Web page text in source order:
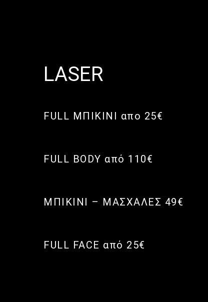
LASER
FULL ΜΠΙΚΙΝΙ απο 25€
FULL BODY από 110€
ΜΠΙΚΙΝΙ – ΜΑΣΧΑΛΕΣ 49€
FULL FACE από 25€